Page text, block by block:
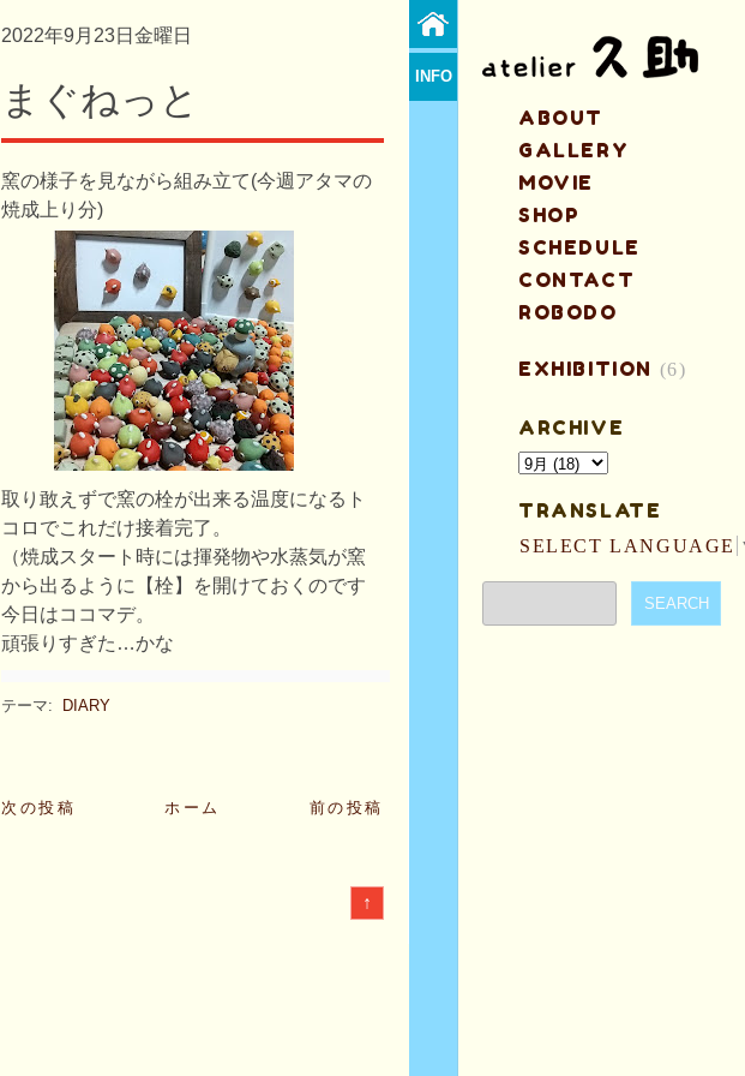
2022年9月23日金曜日
まぐねっと
窯の様子を見ながら組み立て(今週アタマの
焼成上り分)
取り敢えずで窯の栓が出来る温度になるト
コロでこれだけ接着完了。
（焼成スタート時には揮発物や水蒸気が窯
から出るように【栓】を開けておくのです
今日はココマデ。
頑張りすぎた…かな
テーマ: DIARY
次の投稿 前の投稿
ホーム
↑
INFO
ABOUT
GALLERY
MOVIE
SHOP
SCHEDULE
CONTACT
ROBODO
EXHIBITION (6)
ARCHIVE
TRANSLATE
SELECT LANGUAGE